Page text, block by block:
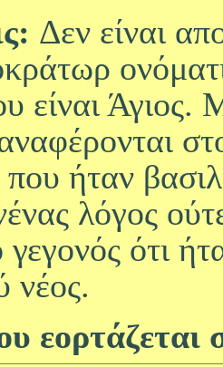
Δεν είναι
είναι Άγιος.
ήταν
λόγος
ότι
νέος.
εορτάζεται